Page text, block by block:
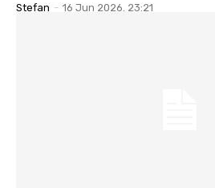
Stefan - 16 Jun 2026. 23:21